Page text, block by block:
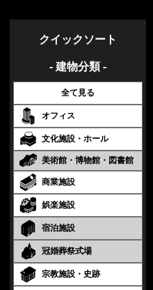
クイックソート
- 建物分類 -
全て見る
オフィス
文化施設・ホール
美術館・博物館・図書館
商業施設
娯楽施設
宿泊施設
冠婚葬祭式場
宗教施設・史跡